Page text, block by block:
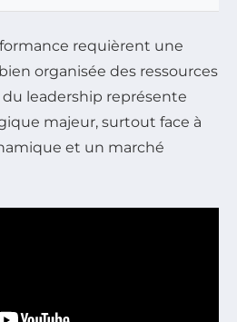
requièrent une
organisée des ressources
leadership représente
majeur, surtout face à
et un marché